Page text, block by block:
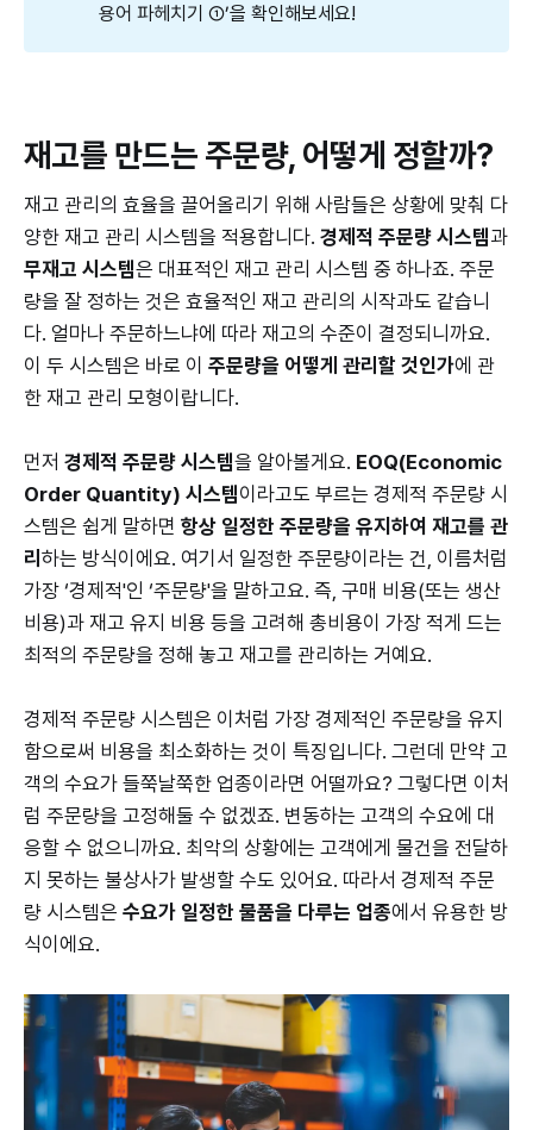
용어 파헤치기 ①’을 확인해보세요!
재고를 만드는 주문량, 어떻게 정할까?
재고 관리의 효율을 끌어올리기 위해 사람들은 상황에 맞춰 다
양한 재고 관리 시스템을 적용합니다. 경제적 주문량 시스템과
무재고 시스템은 대표적인 재고 관리 시스템 중 하나죠. 주문
량을 잘 정하는 것은 효율적인 재고 관리의 시작과도 같습니
다. 얼마나 주문하느냐에 따라 재고의 수준이 결정되니까요.
이 두 시스템은 바로 이 주문량을 어떻게 관리할 것인가에 관
한 재고 관리 모형이랍니다.
먼저 경제적 주문량 시스템을 알아볼게요. EOQ(Economic
Order Quantity) 시스템이라고도 부르는 경제적 주문량 시
스템은 쉽게 말하면 항상 일정한 주문량을 유지하여 재고를 관
리 하는 방식이에요. 여기서 일정한 주문량이라는 건, 이름처럼
가장 ‘경제적'인 ‘주문량'을 말하고요. 즉, 구매 비용(또는 생산
비용)과 재고 유지 비용 등을 고려해 총비용이 가장 적게 드는
최적의 주문량을 정해 놓고 재고를 관리하는 거예요.
경제적 주문량 시스템은 이처럼 가장 경제적인 주문량을 유지
함으로써 비용을 최소화하는 것이 특징입니다. 그런데 만약 고
객의 수요가 들쭉날쭉한 업종이라면 어떨까요? 그렇다면 이처
럼 주문량을 고정해둘 수 없겠죠. 변동하는 고객의 수요에 대
응할 수 없으니까요. 최악의 상황에는 고객에게 물건을 전달하
지 못하는 불상사가 발생할 수도 있어요. 따라서 경제적 주문
량 시스템은 수요가 일정한 물품을 다루는 업종에서 유용한 방
식이에요.